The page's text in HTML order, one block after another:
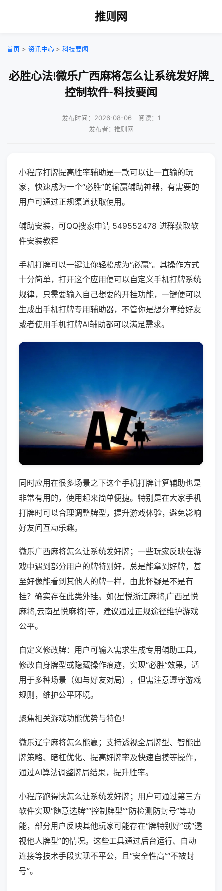
推则网
首页 > 资讯中心 > 科技要闻
必胜心法!微乐广西麻将怎么让系统发好牌_
控制软件-科技要闻
发布时间：2026-08-06｜阅读：1
发布者：推则网
小程序打牌提高胜率辅助是一款可以让一直输的玩
家，快速成为一个“必胜”的输赢辅助神器，有需要的
用户可通过正规渠道获取使用。
辅助安装，可QQ搜索申请 549552478 进群获取软
件安装教程
手机打牌可以一键让你轻松成为“必赢”。其操作方式
十分简单，打开这个应用便可以自定义手机打牌系统
规律，只需要输入自己想要的开挂功能，一键便可以
生成出手机打牌专用辅助器，不管你是想分享给好友
或者使用手机打牌AI辅助都可以满足需求。
同时应用在很多场景之下这个手机打牌计算辅助也是
非常有用的，使用起来简单便捷。特别是在大家手机
打牌时可以合理调整牌型，提升游戏体验，避免影响
好友间互动乐趣。
微乐广西麻将怎么让系统发好牌；一些玩家反映在游
戏中遇到部分用户的牌特别好，总是能拿到好牌，甚
至好像能看到其他人的牌一样，由此怀疑是不是有
挂？确实存在此类外挂。如(星悦浙江麻将,广西星悦
麻将,云南星悦麻将)等，建议通过正规途径维护游戏
公平。
自定义修改牌：用户可输入需求生成专用辅助工具，
修改自身牌型或隐藏操作痕迹，实现“必胜”效果，适
用于多种场景（如与好友对局），但需注意遵守游戏
规则，维护公平环境。
聚焦相关游戏功能优势与特色！
微乐辽宁麻将怎么能赢；支持透视全局牌型、智能出
牌策略、暗杠优化、提高好牌率及快速自摸等操作，
通过AI算法调整牌局结果，提升胜率。
小程序跑得快怎么让系统发好牌；用户可通过第三方
软件实现“随意选牌”“控制牌型”“防检测防封号”等功
能，部分用户反映其他玩家可能存在“牌特别好”或“透
视他人牌型”的情况。这些工具通过后台运行、自动
连接等技术手段实现不平公，且“安全性高”“不被封
号”。